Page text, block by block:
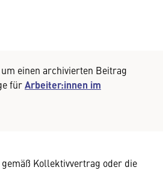
einen archivierten Beitrag
fürArbeiter:innen im
Kollektivvertrag oder die